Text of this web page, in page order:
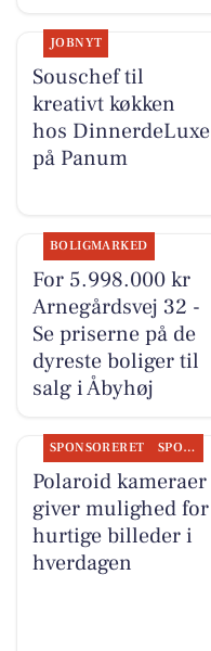
JOBNYT
Souschef til
kreativt køkken
hos DinnerdeLuxe
på Panum
BOLIGMARKED
For 5.998.000 kr
Arnegårdsvej 32 -
Se priserne på de
dyreste boliger til
salg i Åbyhøj
SPONSORERET SPONSORERET INDHOLD
Polaroid kameraer
giver mulighed for
hurtige billeder i
hverdagen